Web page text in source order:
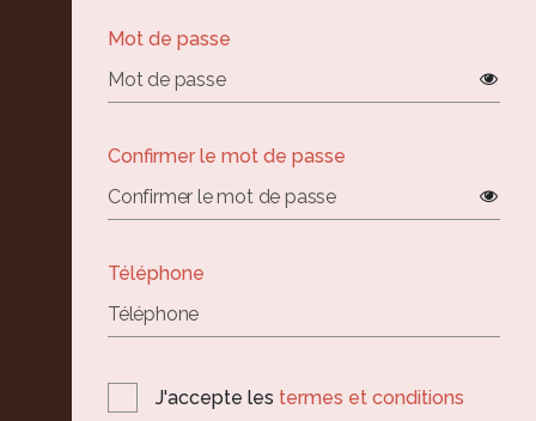
Mot de passe
Confirmer le mot de passe
Téléphone
J'accepte les termes et conditions